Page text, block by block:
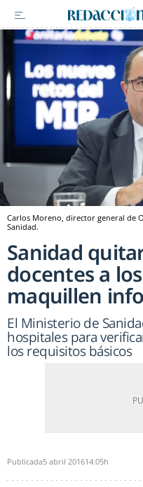
Carlos Moreno, director general de
Sanidad.
Sanidad
docentes a
maquillen
El Ministerio de
hospitales para
los requisitos básicos
Publicada5 abril 201614:05h